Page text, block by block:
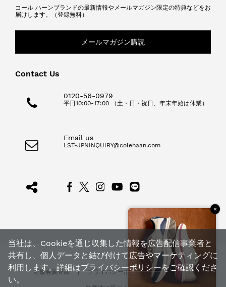
×
コール ハーンブランドの最新情報やメールマガジン限定の特典などをお
届けします。（登録無料）
メールマガジン購読
Contact Us
0120-56-0979
平日10:00-17:00 （土・日・祝日、年末年始は休業）
Email us
LST-JPNINQUIRY@colehaan.com
新規会員登録 | プライバシーポリシー | 利用規約 |
当社は、Cookieを通じ収集した情報を広告配信事業者と
共有し、個人データと結び付けて広告やマーケティングに
利用します。詳細はプライバシーポリシーをご確認くださ
い。